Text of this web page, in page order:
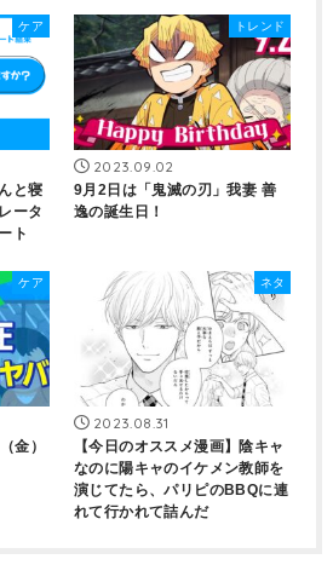
ケア
と寝
ータ
ト
トレンド
2023.09.02
9月2日は「鬼滅の刃」我妻 善
逸の誕生日！
ケア
金）
ネタ
2023.08.31
【今日のオススメ漫画】陰キャ
なのに陽キャのイケメン教師を
演じてたら、パリピのBBQに連
れて行かれて詰んだ